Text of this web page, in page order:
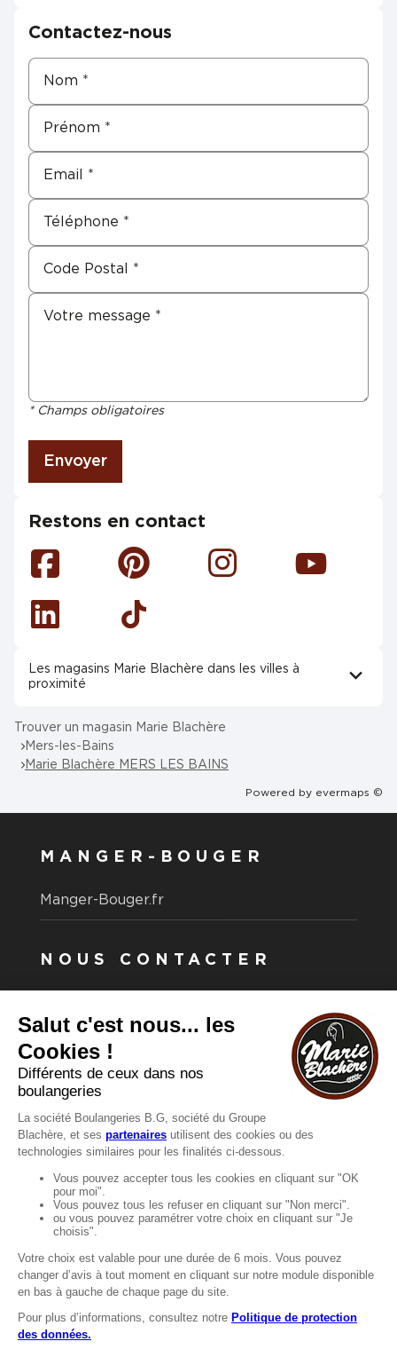
Contactez-nous
* Champs obligatoires
Envoyer
Restons en contact
Facebook Pinterest Instagram Youtube
Linkedin Tiktok
Les magasins Marie Blachère dans les villes à
proximité
Trouver un magasin Marie Blachère
Mers-les-Bains
Marie Blachère MERS LES BAINS
Powered by evermaps ©
MANGER-BOUGER
Manger-Bouger.fr
NOUS CONTACTER
Vous souhaitez nous contacter ?
Consultez notre FAQ.
FAQ
Recrutement
MENTIONS
Mentions légales
Protection des données
LignÉthique
Caractéristiques environnementales des